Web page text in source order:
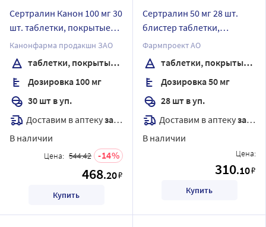
Сертралин Канон 100 мг 30
шт. таблетки, покрытые
пленочной оболочкой
Канонфарма продакшн ЗАО
таблетки, покрытые пленочной оболочкой
Дозировка 100 мг
30 шт в уп.
Доставим в аптекузавтра
В наличии
Цена: 544.42 14
468.20₽
Купить
Сертралин 50 мг 28 шт.
блистер таблетки,
покрытые пленочной
оболочкой
Фармпроект АО
таблетки, покрытые пленочной оболочкой
Дозировка 50 мг
28 шт в уп.
Доставим в аптекузавтра
В наличии
Цена:
310.10₽
Купить